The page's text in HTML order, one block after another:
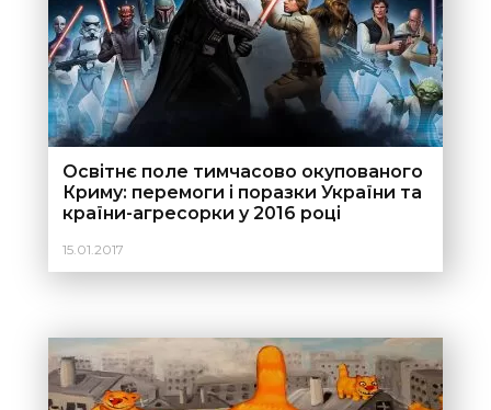
Освітнє поле тимчасово окупованого
Криму: перемоги і поразки України та
країни-агресорки у 2016 році
15.01.2017